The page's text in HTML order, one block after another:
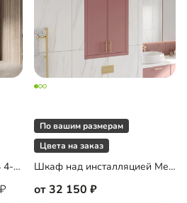
Распашной шкаф Монс-4 4-дверный
По вашим размерам
Цвета на заказ
Шкаф над инсталляцией Ментон-1
от 32 150